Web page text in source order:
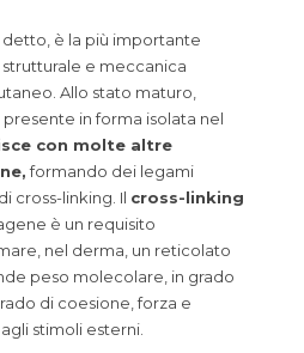
è la più importante
e meccanica
Allo stato maturo,
in forma isolata nel
con molte altre
formando dei legami
cross-linking. Il cross-linking
è un requisito
nel derma, un reticolato
peso molecolare, in grado
di coesione, forza e
stimoli esterni.